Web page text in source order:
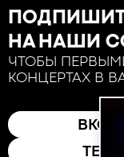
НА НАШИ
ЧТОБЫ
КОНЦЕРТАХ В